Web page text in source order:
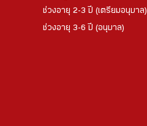
ช่วงอายุ 2-3 ปี (เตรียมอนุบาล)
ช่วงอายุ 3-6 ปี (อนุบาล)